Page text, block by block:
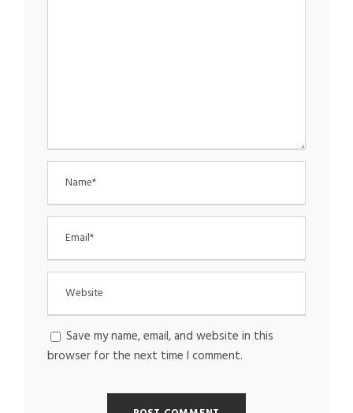
Save my name, email, and website in this
browser for the next time I comment.